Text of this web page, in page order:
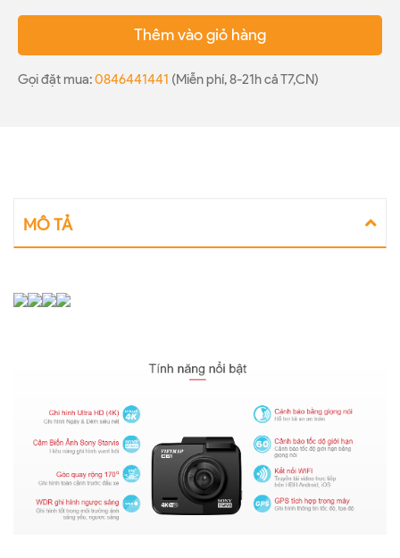
Thêm vào giỏ hàng
Gọi đặt mua:0846441441 (Miễn phí, 8-21h cả T7,CN)
MÔ TẢ